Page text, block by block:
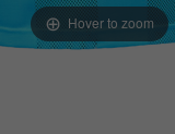
Hover to zoom